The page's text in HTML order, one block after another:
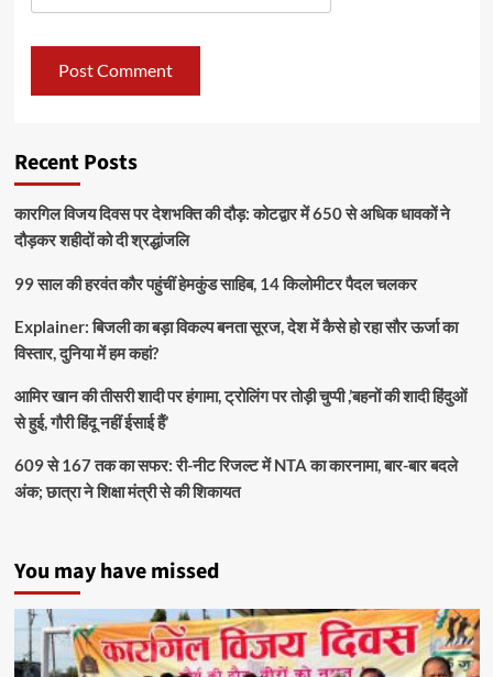
Recent Posts
कारगिल विजय दिवस पर देशभक्ति की दौड़: कोटद्वार में 650 से अधिक धावकों ने
दौड़कर शहीदों को दी श्रद्धांजलि
99 साल की हरवंत कौर पहुंचीं हेमकुंड साहिब, 14 किलोमीटर पैदल चलकर
Explainer: बिजली का बड़ा विकल्प बनता सूरज, देश में कैसे हो रहा सौर ऊर्जा का
विस्तार, दुनिया में हम कहां?
आमिर खान की तीसरी शादी पर हंगामा, ट्रोलिंग पर तोड़ी चुप्पी ,’बहनों की शादी हिंदुओं
से हुई, गौरी हिंदू नहीं ईसाई हैं’
609 से 167 तक का सफर: री-नीट रिजल्ट में NTA का कारनामा, बार-बार बदले
अंक; छात्रा ने शिक्षा मंत्री से की शिकायत
You may have missed